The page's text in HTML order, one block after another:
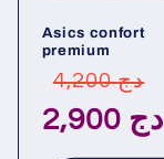
Asics confort
premium
Prix
habituel
4,200 دج
2,900 دج